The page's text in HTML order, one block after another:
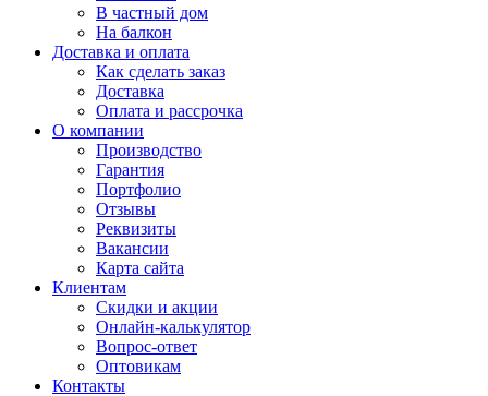
В частный дом
На балкон
Доставка и оплата
Как сделать заказ
Доставка
Оплата и рассрочка
О компании
Производство
Гарантия
Портфолио
Отзывы
Реквизиты
Вакансии
Карта сайта
Клиентам
Скидки и акции
Онлайн-калькулятор
Вопрос-ответ
Оптовикам
Контакты